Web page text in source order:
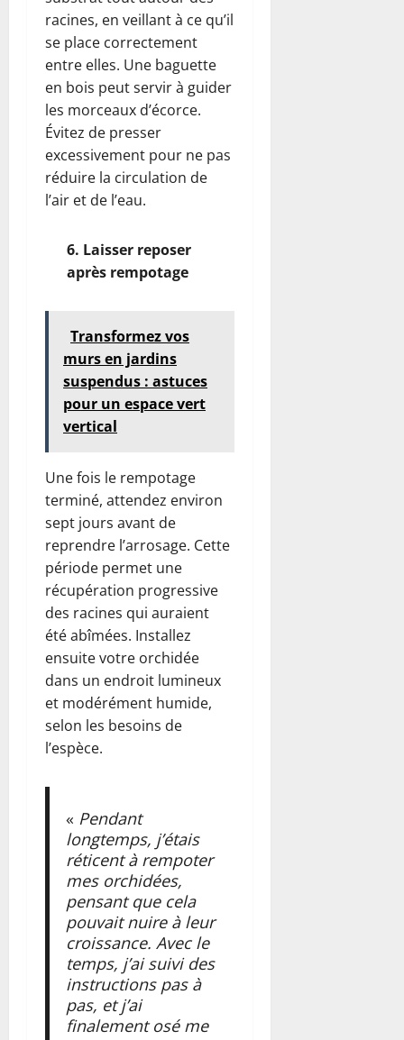
racines, en veillant à ce qu’il
se place correctement
entre elles. Une baguette
en bois peut servir à guider
les morceaux d’écorce.
Évitez de presser
excessivement pour ne pas
réduire la circulation de
l’air et de l’eau.
6. Laisser reposer
après rempotage
Transformez vos
murs en jardins
suspendus : astuces
pour un espace vert
vertical
Une fois le rempotage
terminé, attendez environ
sept jours avant de
reprendre l’arrosage. Cette
période permet une
récupération progressive
des racines qui auraient
été abîmées. Installez
ensuite votre orchidée
dans un endroit lumineux
et modérément humide,
selon les besoins de
l’espèce.
« Pendant
longtemps, j’étais
réticent à rempoter
mes orchidées,
pensant que cela
pouvait nuire à leur
croissance. Avec le
temps, j’ai suivi des
instructions pas à
pas, et j’ai
finalement osé me